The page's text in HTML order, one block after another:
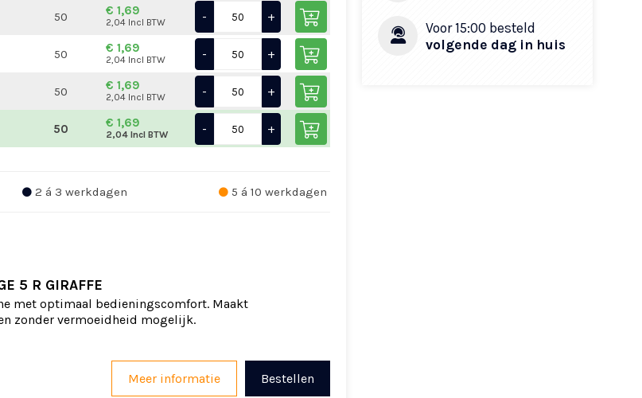
50 € 1,69
2,04 Incl BTW - +
50 € 1,69
2,04 Incl BTW - +
50 € 1,69
2,04 Incl BTW - +
50 € 1,69
2,04 Incl BTW - +
2 á 3 werkdagen 5 á 10 werkdagen
5 R GIRAFFE
met optimaal bedieningscomfort. Maakt
zonder vermoeidheid mogelijk.
Bestellen
Meer informatie
Voor 15:00 besteld
volgende dag in huis